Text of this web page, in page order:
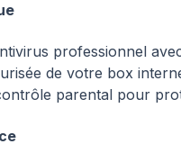
professionnel
de votre box
parental pour